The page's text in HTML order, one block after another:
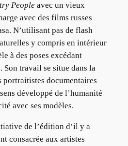
Peopleavec un vieux
avec des films russes
N’utilisant pas de flash
y compris en intérieur
à des poses excédant
Son travail se situe dans la
portraitistes documentaires
développé de l’humanité
avec ses modèles.
de l’édition d’il y a
consacrée aux artistes